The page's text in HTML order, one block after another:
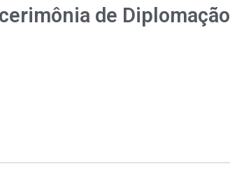
de Diplomação